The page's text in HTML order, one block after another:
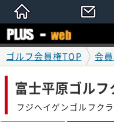
ゴルフ会員権TOP 会
富士平原ゴルフ
フジヘイゲンゴルフク